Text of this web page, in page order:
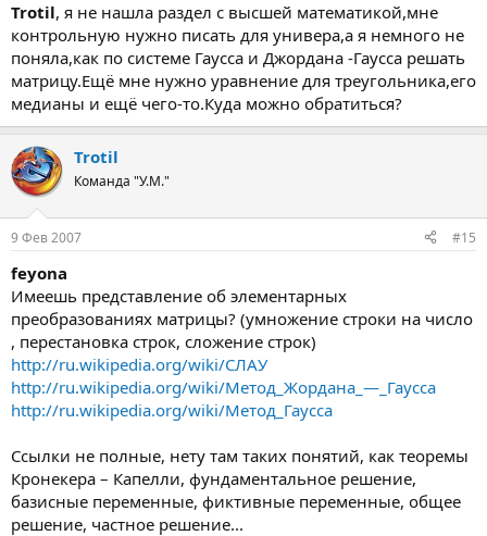
Trotil, я не нашла раздел с высшей математикой,мне
контрольную нужно писать для универа,а я немного не
поняла,как по системе Гаусса и Джордана -Гаусса решать
матрицу.Ещё мне нужно уравнение для треугольника,его
медианы и ещё чего-то.Куда можно обратиться?
Trotil
Команда "У.М."
9 Фев 2007 #15
feyona
Имеешь представление об элементарных
преобразованиях матрицы? (умножение строки на число
, перестановка строк, сложение строк)
http://ru.wikipedia.org/wiki/СЛАУ
http://ru.wikipedia.org/wiki/Метод_Жордана_—_Гаусса
http://ru.wikipedia.org/wiki/Метод_Гаусса
Ссылки не полные, нету там таких понятий, как теоремы
Кронекера – Капелли, фундаментальное решение,
базисные переменные, фиктивные переменные, общее
решение, частное решение...